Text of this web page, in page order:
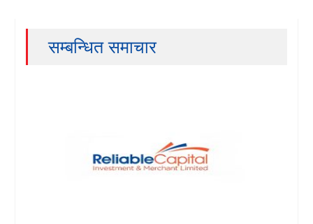
सम्बन्धित समाचार